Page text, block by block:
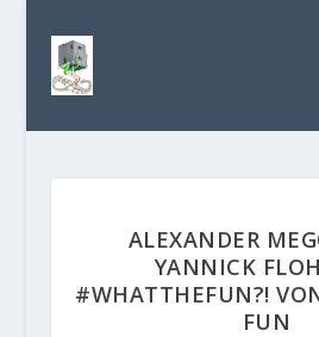
ALEXANDER
YANNICK
#WHATTHEFUN?!
FUN